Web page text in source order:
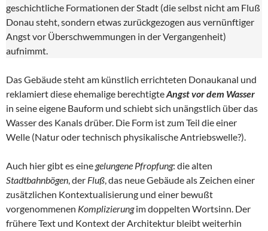
geschichtliche Formationen der Stadt (die selbst nicht am Fluß
Donau steht, sondern etwas zurückgezogen aus vernünftiger
Angst vor Überschwemmungen in der Vergangenheit)
aufnimmt.
Das Gebäude steht am künstlich errichteten Donaukanal und
reklamiert diese ehemalige berechtigteAngst vor dem Wasser
in seine eigene Bauform und schiebt sich unängstlich über das
Wasser des Kanals drüber. Die Form ist zum Teil die einer
Welle (Natur oder technisch physikalische Antriebswelle?).
Auch hier gibt es eine gelungene Pfropfung: die alten
Stadtbahnbögen, der Fluß, das neue Gebäude als Zeichen einer
zusätzlichen Kontextualisierung und einer bewußt
vorgenommenen Komplizierungim doppelten Wortsinn. Der
frühere Text und Kontext der Architektur bleibt weiterhin